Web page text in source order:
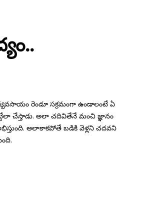
రెండూ సక్రమంగా ఉండాలంటే ఏ
చేస్తాడు. అలా చదివితేనే మంచి జ్ఞానం
అలాకాకపోతే బడికి వెళ్లని చదవని